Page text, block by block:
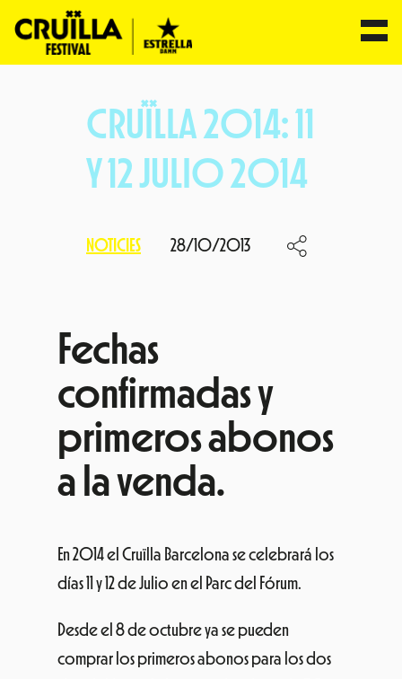
CRUÏLLA 2014: 11
Y 12 JULIO 2014
NOTICIES 28/10/2013
Fechas
confirmadas y
primeros abonos
a la venda.
En 2014 el Cruïlla Barcelona se celebrará los
días 11 y 12 de Julio en el Parc del Fórum.
Desde el 8 de octubre ya se pueden
comprar los primeros abonos para los dos